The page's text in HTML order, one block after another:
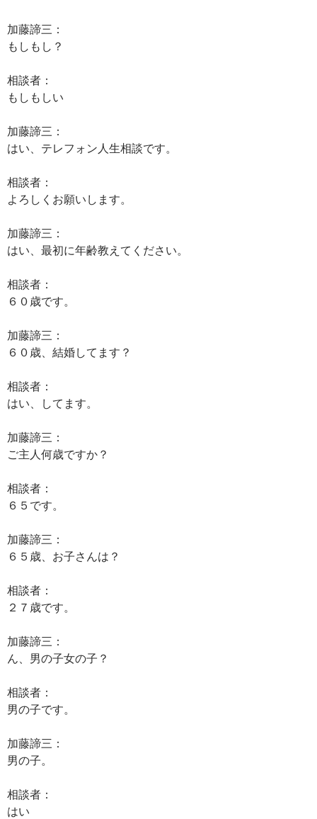
加藤諦三：
もしもし？
相談者：
もしもしい
加藤諦三：
はい、テレフォン人生相談です。
相談者：
よろしくお願いします。
加藤諦三：
はい、最初に年齢教えてください。
相談者：
６０歳です。
加藤諦三：
６０歳、結婚してます？
相談者：
はい、してます。
加藤諦三：
ご主人何歳ですか？
相談者：
６５です。
加藤諦三：
６５歳、お子さんは？
相談者：
２７歳です。
加藤諦三：
ん、男の子女の子？
相談者：
男の子です。
加藤諦三：
男の子。
相談者：
はい